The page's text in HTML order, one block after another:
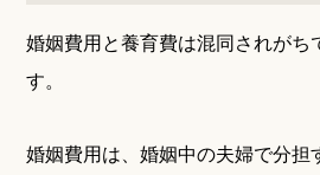
婚姻費用と養育費は混同されがち
す。
婚姻費用は、婚姻中の夫婦で分担